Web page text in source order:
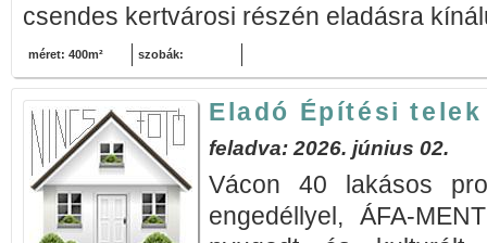
csendes kertvárosi részén eladásra
méret: 400m² szobák:
Eladó Építési telek
feladva: 2026. június 02.
Vácon 40 lakásos
engedéllyel, ÁFA-